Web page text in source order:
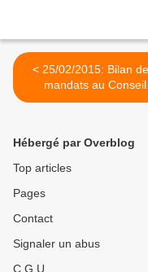
< 25/02/2015: Bilan de 3
mandats au Conseil
Général
Hébergé par Overblog
Top articles
Pages
Contact
Signaler un abus
C.G.U.